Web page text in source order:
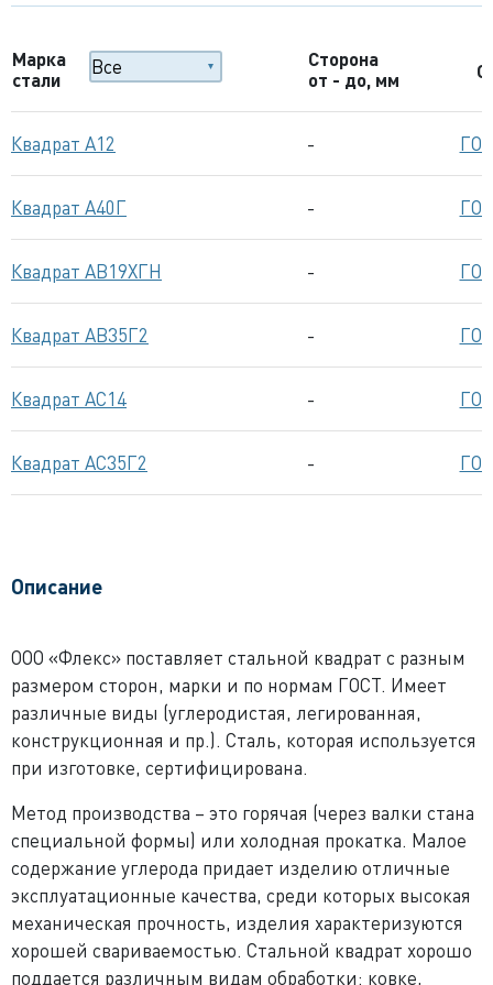
Марка
стали
Сторона
от - до, мм
Квадрат А12 -
Квадрат А40Г -
Квадрат АВ19ХГН -
Квадрат АВ35Г2 -
Квадрат АС14 -
Квадрат АС35Г2 -
Описание
ООО «Флекс» поставляет стальной квадрат с разным
размером сторон, марки и по нормам ГОСТ. Имеет
различные виды (углеродистая, легированная,
конструкционная и пр.). Сталь, которая используется
при изготовке, сертифицирована.
Метод производства – это горячая (через валки стана
специальной формы) или холодная прокатка. Малое
содержание углерода придает изделию отличные
эксплуатационные качества, среди которых высокая
механическая прочность, изделия характеризуются
хорошей свариваемостью. Стальной квадрат хорошо
поддается различным видам обработки: ковке,